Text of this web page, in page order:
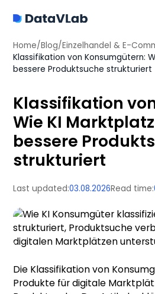
Home/Blog/Einzelhandel & E-
Klassifikation von Konsumgütern:
bessere Produktsuche strukturiert
Klassifikation
Wie KI
bessere
strukturiert
Last updated:03.08.2026Read time:
Die Klassifikation von
Produkte für digitale